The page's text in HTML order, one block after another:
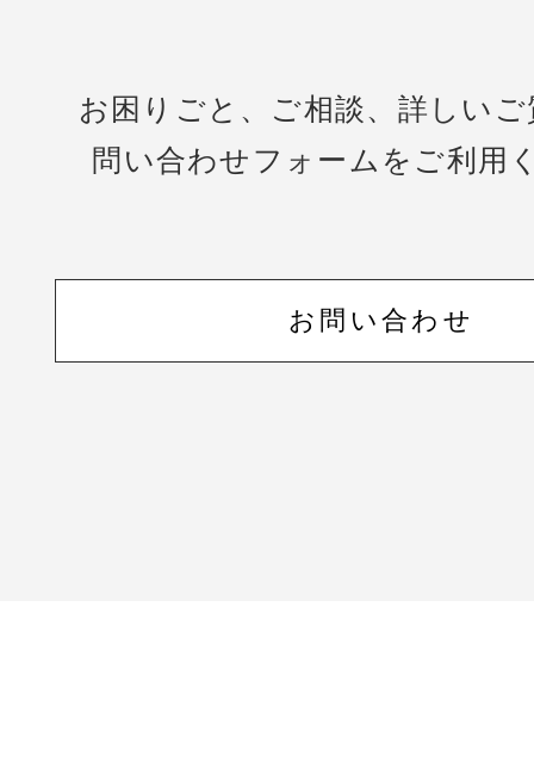
お困りごと、ご相談、詳しい
問い合わせフォームをご利用
お問い合わせ